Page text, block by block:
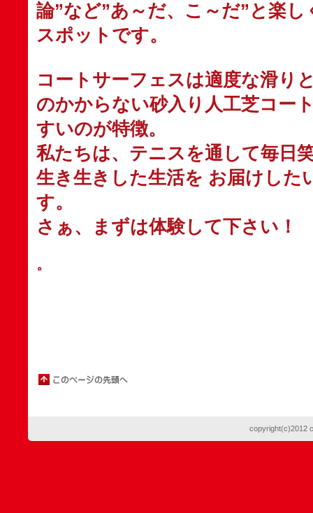
論”など”あ～だ、こ～だ”と楽
スポットです。
コートサーフェスは適度な滑り
のかからない砂入り人工芝コー
すいのが特徴。
私たちは、テニスを通して毎日
生き生きした生活を お届けした
す。
さぁ、まずは体験して下さい！
。
copyright(c)2012